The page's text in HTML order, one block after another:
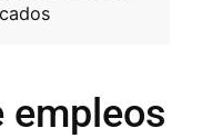
empleos